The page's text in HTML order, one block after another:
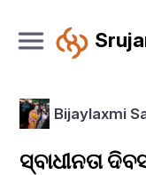
Bijaylaxmi
ସ୍ବାଧୀନତା